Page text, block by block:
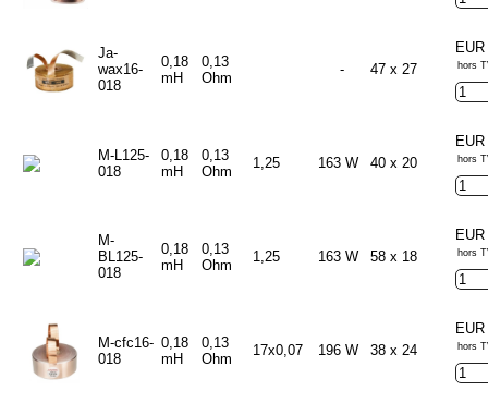
Ja-
wax16-
018
0,18
mH
0,13
Ohm
- 47 x 27 hors
M-L125-
018
0,18
mH
0,13
Ohm
1,25 163 W 40 x 20 hors
M-
BL125-
018
0,18
mH
0,13
Ohm
1,25 163 W 58 x 18 hors
M-cfc16-
018
0,18
mH
0,13
Ohm
17x0,07 196 W 38 x 24 hors